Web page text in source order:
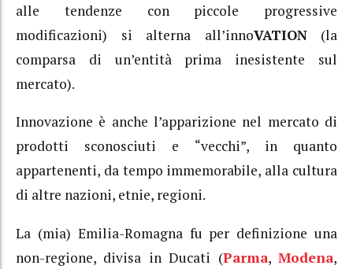
alle tendenze con piccole progressive
modificazioni) si alterna all’innoVATION(la
comparsa di un’entità prima inesistente sul
mercato).
Innovazione è anche l’apparizione nel mercato di
prodotti sconosciuti e “vecchi”, in quanto
appartenenti, da tempo immemorabile, alla cultura
di altre nazioni, etnie, regioni.
La (mia) Emilia-Romagna fu per definizione una
non-regione, divisa in Ducati (Parma,Modena,